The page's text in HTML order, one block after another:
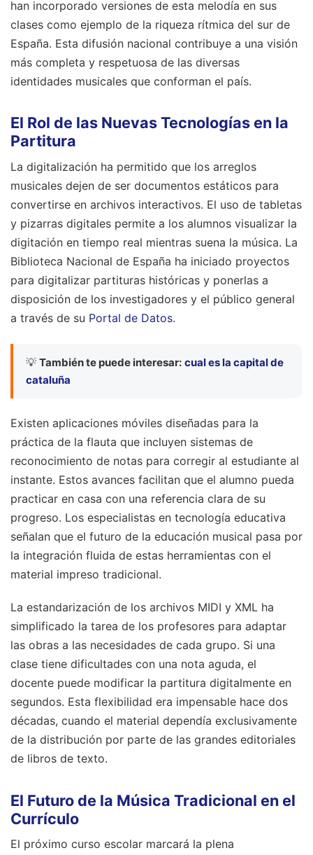
han incorporado versiones de esta melodía en sus
clases como ejemplo de la riqueza rítmica del sur de
España. Esta difusión nacional contribuye a una visión
más completa y respetuosa de las diversas
identidades musicales que conforman el país.
El Rol de las Nuevas Tecnologías en la
Partitura
La digitalización ha permitido que los arreglos
musicales dejen de ser documentos estáticos para
convertirse en archivos interactivos. El uso de tabletas
y pizarras digitales permite a los alumnos visualizar la
digitación en tiempo real mientras suena la música. La
Biblioteca Nacional de España ha iniciado proyectos
para digitalizar partituras históricas y ponerlas a
disposición de los investigadores y el público general
a través de su Portal de Datos.
💡 También te puede interesar: cual es la capital de
cataluña
Existen aplicaciones móviles diseñadas para la
práctica de la flauta que incluyen sistemas de
reconocimiento de notas para corregir al estudiante al
instante. Estos avances facilitan que el alumno pueda
practicar en casa con una referencia clara de su
progreso. Los especialistas en tecnología educativa
señalan que el futuro de la educación musical pasa por
la integración fluida de estas herramientas con el
material impreso tradicional.
La estandarización de los archivos MIDI y XML ha
simplificado la tarea de los profesores para adaptar
las obras a las necesidades de cada grupo. Si una
clase tiene dificultades con una nota aguda, el
docente puede modificar la partitura digitalmente en
segundos. Esta flexibilidad era impensable hace dos
décadas, cuando el material dependía exclusivamente
de la distribución por parte de las grandes editoriales
de libros de texto.
El Futuro de la Música Tradicional en el
Currículo
El próximo curso escolar marcará la plena